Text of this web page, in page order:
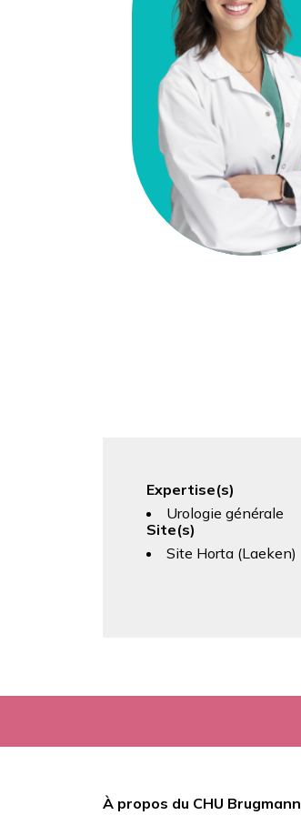
Expertise(s)
Urologie générale
Site(s)
Site Horta (Laeken)
À propos du CHU Brugmann